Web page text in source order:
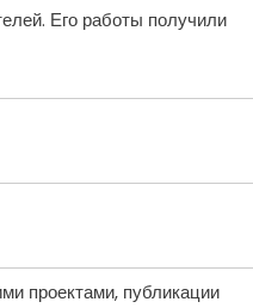
Его работы получили
проектами, публикации